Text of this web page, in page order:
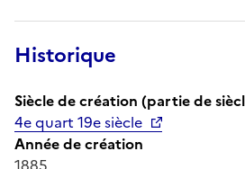
Historique
Siècle de création (partie de
4e quart 19e siècle
Année de création